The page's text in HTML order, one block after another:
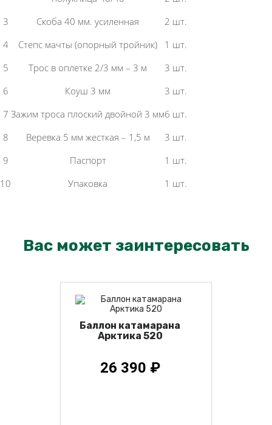
3
Скоба 40 мм. усиленная
2 шт.
4
Степс мачты (опорный тройник)
1 шт.
5
Трос в оплетке 2/3 мм – 3 м
3 шт.
6
Коуш 3 мм
3 шт.
7 Зажим троса плоский двойной 3 мм6 шт.
8
Веревка 5 мм жесткая – 1,5 м
3 шт.
9
Паспорт
1 шт.
10
Упаковка 1 шт.
Вас может заинтересовать
Баллон катамарана
Арктика 520
26 390 ₽